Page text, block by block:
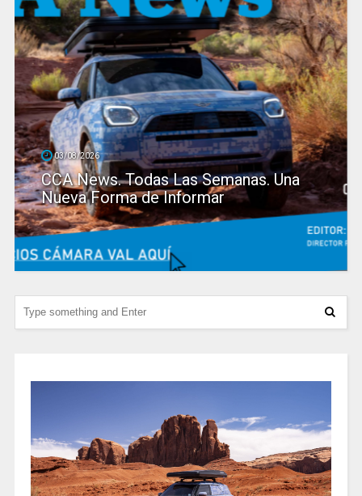
03/08/2026
CCA News. Todas Las Semanas. Una
Nueva Forma de Informar